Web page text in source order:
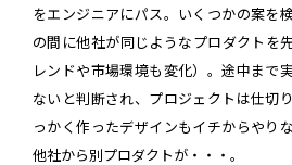
をエンジニアにパス。いくつかの案を
の間に他社が同じようなプロダクトを
レンドや市場環境も変化）。途中まで
ないと判断され、プロジェクトは仕切
っかく作ったデザインもイチからやり
他社から別プロダクトが・・・。